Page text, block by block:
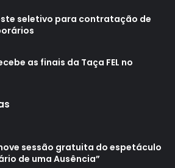
seletivo para contratação de
as finais da Taça FEL no
sessão gratuita do espetáculo
de uma Ausência”